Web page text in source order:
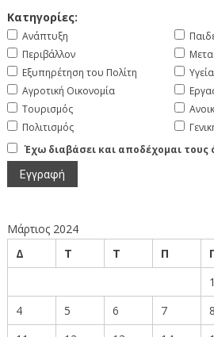
Κατηγορίες:
Ανάπτυξη
Περιβάλλον
Εξυπηρέτηση του Πολίτη
Αγροτική Οικονομία
Τουρισμός
Πολιτισμός
Υγεία
Έχω διαβάσει και αποδέχομαι τους
Μάρτιος 2024
Δ
Τ Τ Π
1
4
5 6 7 8